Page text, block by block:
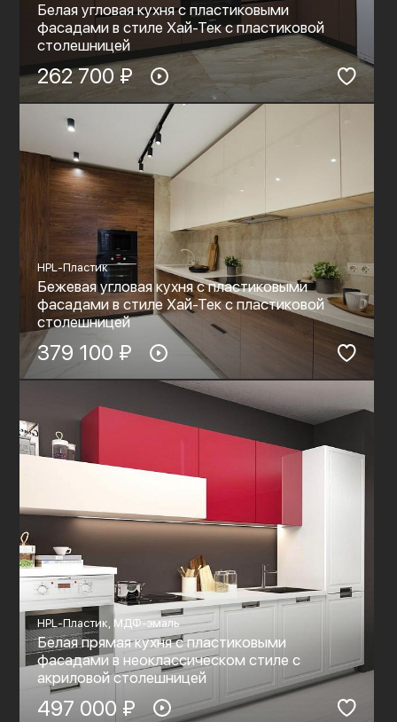
Белая угловая кухня с пластиковыми
фасадами в стиле Хай-Тек с пластиковой
столешницей
262 700 ₽
HPL-Пластик
Бежевая угловая кухня с пластиковыми
фасадами в стиле Хай-Тек с пластиковой
столешницей
379 100 ₽
HPL-Пластик, МДФ-эмаль
Белая прямая кухня с пластиковыми
фасадами в неоклассическом стиле c
акриловой столешницей
497 000 ₽